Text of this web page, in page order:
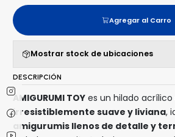
Agregar al Carro
Mostrar stock de ubicaciones
DESCRIPCIÓN
AMIGURUMI TOY es un hilado acrílico
irresistiblemente suave y liviana,
amigurumis llenos de detalle y